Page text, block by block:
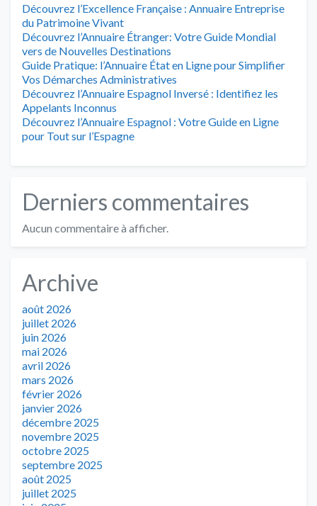
Découvrez l’Excellence Française : Annuaire Entreprise
du Patrimoine Vivant
Découvrez l’Annuaire Étranger: Votre Guide Mondial
vers de Nouvelles Destinations
Guide Pratique: l’Annuaire État en Ligne pour Simplifier
Vos Démarches Administratives
Découvrez l’Annuaire Espagnol Inversé : Identifiez les
Appelants Inconnus
Découvrez l’Annuaire Espagnol : Votre Guide en Ligne
pour Tout sur l’Espagne
Derniers commentaires
Aucun commentaire à afficher.
Archive
août 2026
juillet 2026
juin 2026
mai 2026
avril 2026
mars 2026
février 2026
janvier 2026
décembre 2025
novembre 2025
octobre 2025
septembre 2025
août 2025
juillet 2025